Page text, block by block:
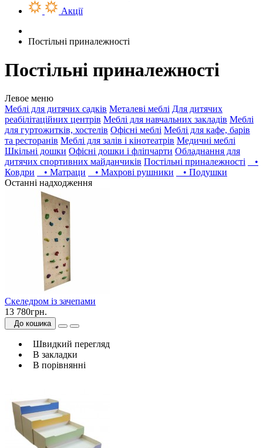
Акції
Постільні приналежності
Постільні приналежності
Левое меню
Меблі для дитячих садків Металеві меблі Для дитячих
реабілітаційних центрів Меблі для навчальних закладів Меблі
для гуртожитків, хостелів Офісні меблі Меблі для кафе, барів
та ресторанів Меблі для залів і кінотеатрів Медичні меблі
Шкільні дошки Офісні дошки і фліпчарти Обладнання для
дитячих спортивних майданчиків Постільні приналежності
•
Ковдри
• Матраци • Махрові рушники
• Подушки
Останні надходження
Скеледром із зачепами
13 780грн.
До кошика
Швидкий перегляд
В закладки
В порівнянні